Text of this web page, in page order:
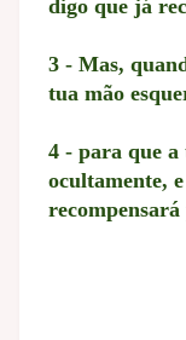
digo que já
3 - Mas,
tua mão
4 - para que a
ocultamente,